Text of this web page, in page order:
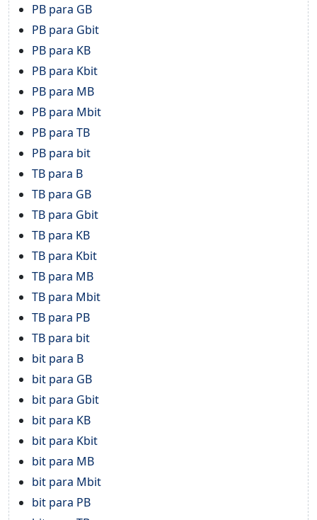
PB para GB
PB para Gbit
PB para KB
PB para Kbit
PB para MB
PB para Mbit
PB para TB
PB para bit
TB para B
TB para GB
TB para Gbit
TB para KB
TB para Kbit
TB para MB
TB para Mbit
TB para PB
TB para bit
bit para B
bit para GB
bit para Gbit
bit para KB
bit para Kbit
bit para MB
bit para Mbit
bit para PB